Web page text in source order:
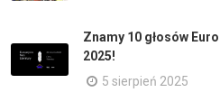
Znamy 10 głosów
2025!
5 sierpień 2025